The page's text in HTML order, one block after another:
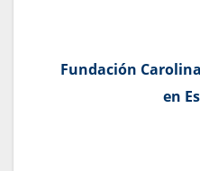
Fundación
en